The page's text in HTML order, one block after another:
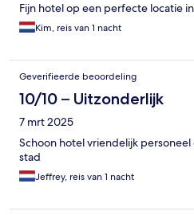
Fijn hotel op een perfecte locatie
Kim, reis van 1 nacht
Geverifieerde beoordeling
10/10 – Uitzonderlijk
7 mrt 2025
Schoon hotel vriendelijk
stad
Jeffrey, reis van 1 nacht